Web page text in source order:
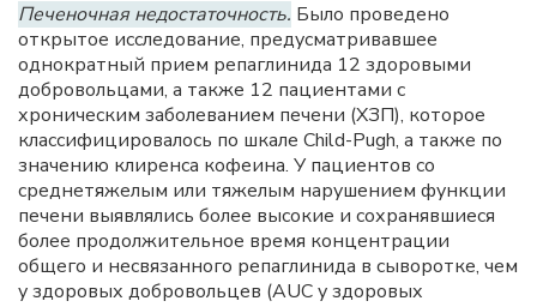
Печеночная недостаточность. Было проведено
открытое исследование, предусматривавшее
однократный прием репаглинида 12 здоровыми
добровольцами, а также 12 пациентами с
хроническим заболеванием печени (ХЗП), которое
классифицировалось по шкале Child-Pugh, а также по
значению клиренса кофеина. У пациентов со
среднетяжелым или тяжелым нарушением функции
печени выявлялись более высокие и сохранявшиеся
более продолжительное время концентрации
общего и несвязанного репаглинида в сыворотке, чем
у здоровых добровольцев (AUC у здоровых